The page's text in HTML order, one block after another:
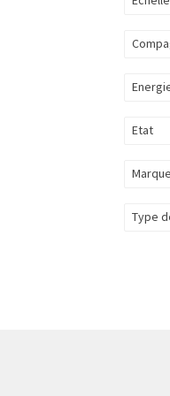
Etat
Marque
Type